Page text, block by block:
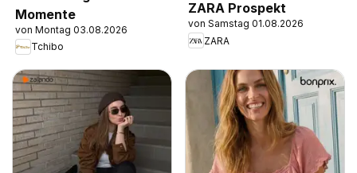
Momente
von Montag 03.08.2026
Tchibo
ZARA Prospekt
von Samstag 01.08.2026
ZARA